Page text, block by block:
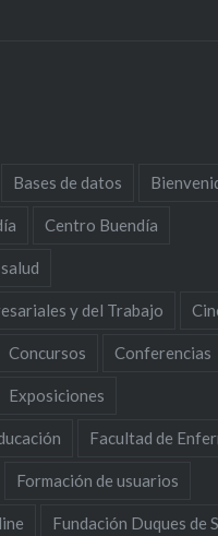
Bases de datos
Centro Buendía
y del Trabajo
Concursos Conferencias
Exposiciones
Facultad de
Formación de usuarios
Fundación Duques de